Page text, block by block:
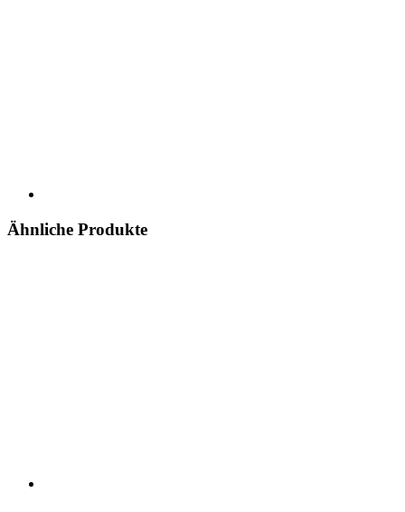
Ähnliche Produkte